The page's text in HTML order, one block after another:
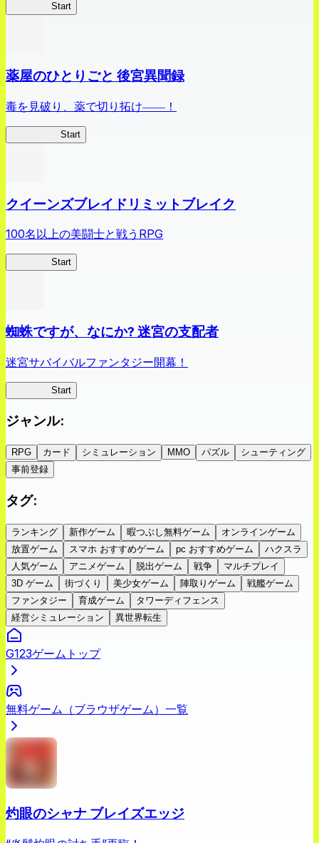
Start
薬屋のひとりごと 後宮異聞録
毒を見破り、薬で切り拓け――！
Start
クイーンズブレイドリミットブレイク
100名以上の美闘士と戦うRPG
Start
蜘蛛ですが、なにか? 迷宮の支配者
迷宮サバイバルファンタジー開幕！
Start
ジャンル:
RPG カード シミュレーション MMO パズル
シューティング
事前登録
タグ:
ランキング 新作ゲーム 暇つぶし無料ゲーム
オンラインゲーム
放置ゲーム
スマホ おすすめゲーム pc おすすめゲーム
ハクスラ
人気ゲーム
アニメゲーム 脱出ゲーム 戦争
マルチプレイ
3D ゲーム
街づくり 美少女ゲーム 陣取りゲーム
戦艦ゲーム
ファンタジー
育成ゲーム
タワーディフェンス
経営シミュレーション
異世界転生
G123ゲームトップ
無料ゲーム（ブラウザゲーム）一覧
灼眼のシャナ ブレイズエッジ